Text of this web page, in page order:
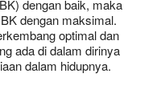
dengan baik, maka
dengan maksimal.
optimal dan
ada di dalam dirinya
dalam hidupnya.